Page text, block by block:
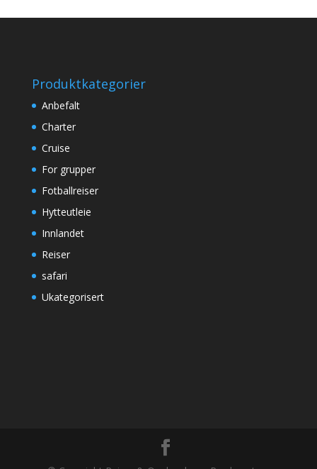
Produktkategorier
Anbefalt
Charter
Cruise
For grupper
Fotballreiser
Hytteutleie
Innlandet
Reiser
safari
Ukategorisert